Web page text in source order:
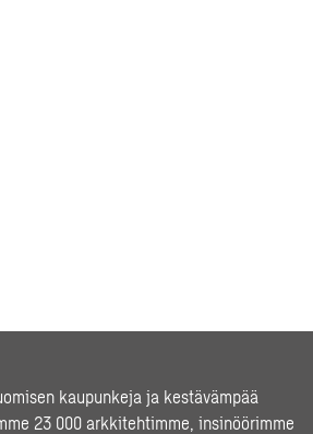
kaupunkeja ja kestävämpää
23 000 arkkitehtimme, insinöörimme